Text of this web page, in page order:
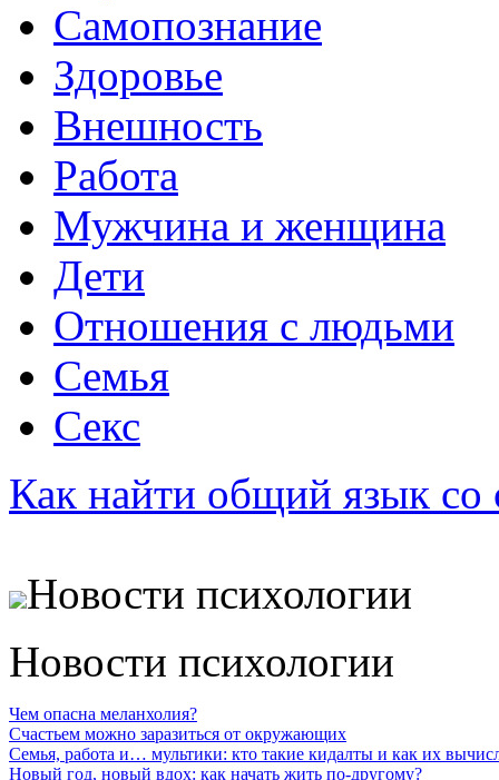
Самопознание
Здоровье
Внешность
Работа
Мужчина и женщина
Дети
Отношения с людьми
Семья
Секс
Как найти общий язык со
Новости психологии
Новости психологии
Чем опасна меланхолия?
Счастьем можно заразиться от окружающих
Семья, работа и… мультики: кто такие кидалты и как их
Новый год, новый вдох: как начать жить по-другому?